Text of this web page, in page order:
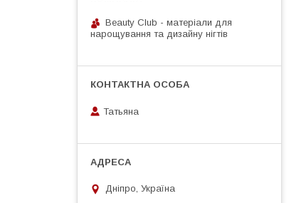
Beauty Club - матеріали для
нарощування та дизайну нігтів
Татьяна
Дніпро, Україна